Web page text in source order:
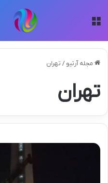
مجله آرتیو / تهران
تهران